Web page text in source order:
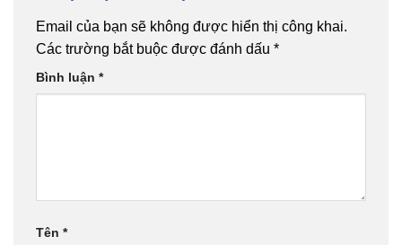
Email của bạn sẽ không được hiển thị công khai.
Các trường bắt buộc được đánh dấu *
Bình luận *
Tên *